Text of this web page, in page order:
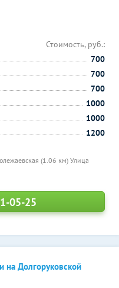
(1.06 км)Улица
Стоимость, руб.:
700
700
700
1000
1000
1200
05-25
на Долгоруковской